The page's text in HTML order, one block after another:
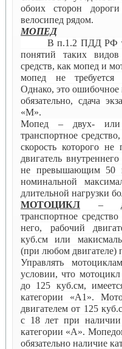
обоих сторон
велосипед рядом.
МОПЕД
В п.1.2 ПДД РФ
понятий таких видов
средств, как мопед и
мопед не требуется
Однако, это
обязательно, сдача
«М».
Мопед – двух- или
транспортное
скорость которого
двигатель
не превышающим 50
номинальной
длительной нагрузки
МОТОЦИКЛ–
транспортное
него, рабочий
куб.см или
(при любом двигателе)
Управлять
условии, что
до 125 куб.см,
категории «А1».
двигателем от 125
с 18 лет при наличии
категории «А».
обязательно наличие